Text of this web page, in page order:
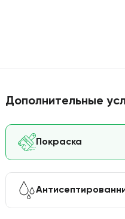
Дополнительные
Покраска